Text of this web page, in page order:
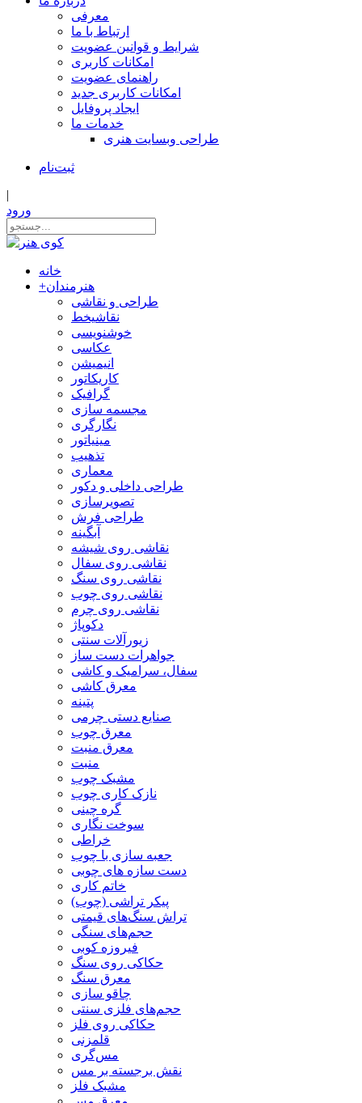
معرفی
ارتباط با ما
شرایط و قوانین عضویت
امکانات کاربری
راهنمای عضویت
امکانات کاربری جدید
ایجاد پروفایل
خدمات ما
طراحی وبسایت هنری
ثبت‌نام
|
ورود
خانه
+هنرمندان
طراحی و نقاشی
نقاشیخط
خوشنویسی
عکاسی
انیمیشن
کاریکاتور
گرافیک
مجسمه سازی
نگارگری
مینیاتور
تذهیب
معماری
طراحی داخلی و دکور
تصویرسازی
طراحی فرش
آبگینه
نقاشی روی شیشه
نقاشی روی سفال
نقاشی روی سنگ
نقاشی روی چوب
نقاشی روی چرم
دکوپاژ
زیورآلات سنتی
جواهرات دست ساز
سفال، سرامیک و کاشی
معرق کاشی
پتینه
صنایع دستی چرمی
معرق چوب
معرق منبت
منبت
مشبک چوب
نازک کاری چوب
گره چینی
سوخت نگاری
خراطی
جعبه سازی با چوب
دست سازه های چوبی
خاتم کاری
پیکر تراشی (چوب)
تراش سنگ‌های قیمتی
حجم‌های سنگی
فیروزه کوبی
حکاکی روی سنگ
معرق سنگ
چاقو سازی
حجم‌های فلزی سنتی
حکاکی روی فلز
قلمزنی
مس‌گری
نقش برجسته بر مس
مشبک فلز